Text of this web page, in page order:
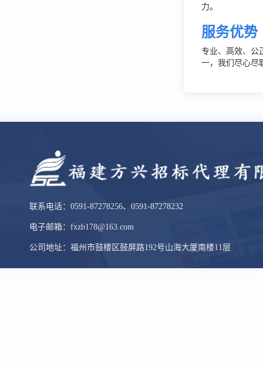
力。
服务优势
专业、高效、公
一，我们尽心尽
联系电话：0591-87278256、0591-87278232
电子邮箱：fxzb178@163.com
公司地址：福州市鼓楼区鼓屏路192号山海大厦南楼11层